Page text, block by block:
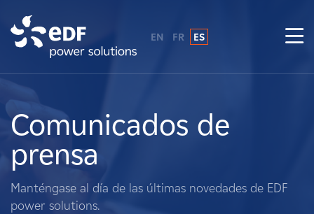
Sobre nosotros
Qué hacemos
Terratenientes
EN FR ES
Comunicados de
prensa
Manténgase al día de las últimas novedades de EDF
power solutions.